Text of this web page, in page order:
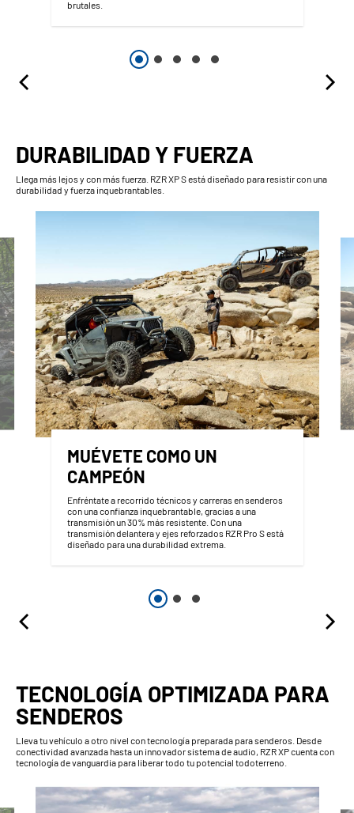
brutales.
DURABILIDAD Y FUERZA
Llega más lejos y con más fuerza. RZR XP S está diseñado para resistir con una
durabilidad y fuerza inquebrantables.
MUÉVETE COMO UN
CAMPEÓN
Enfréntate a recorrido técnicos y carreras en senderos
con una confianza inquebrantable, gracias a una
transmisión un 30% más resistente. Con una
transmisión delantera y ejes reforzados RZR Pro S está
diseñado para una durabilidad extrema.
TECNOLOGÍA OPTIMIZADA PARA
SENDEROS
Lleva tu vehículo a otro nivel con tecnología preparada para senderos. Desde
conectividad avanzada hasta un innovador sistema de audio, RZR XP cuenta con
tecnología de vanguardia para liberar todo tu potencial todoterreno.